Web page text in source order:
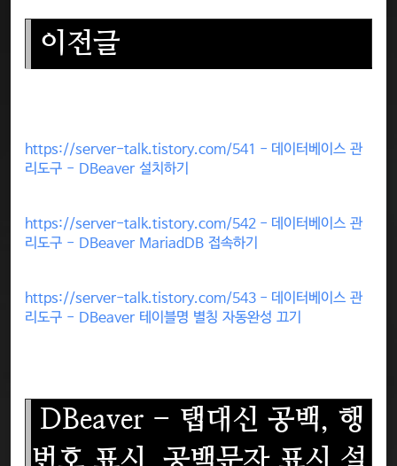
이전글
https://server-talk.tistory.com/541 - 데이터베이스 관
리도구 - DBeaver 설치하기
https://server-talk.tistory.com/542 - 데이터베이스 관
리도구 - DBeaver MariadDB 접속하기
https://server-talk.tistory.com/543 - 데이터베이스 관
리도구 - DBeaver 테이블명 별칭 자동완성 끄기
DBeaver - 탭대신 공백, 행
번호 표시, 공백문자 표시 설